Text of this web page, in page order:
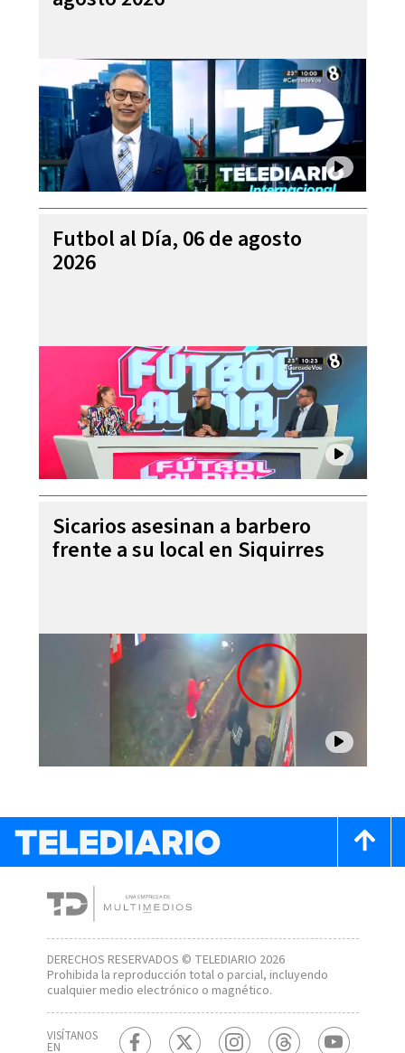
Futbol al Día, 06 de agosto
2026
Sicarios asesinan a barbero
frente a su local en Siquirres
DERECHOS RESERVADOS © TELEDIARIO 2026
Prohibida la reproducción total o parcial, incluyendo
cualquier medio electrónico o magnético.
VISÍTANOS
EN